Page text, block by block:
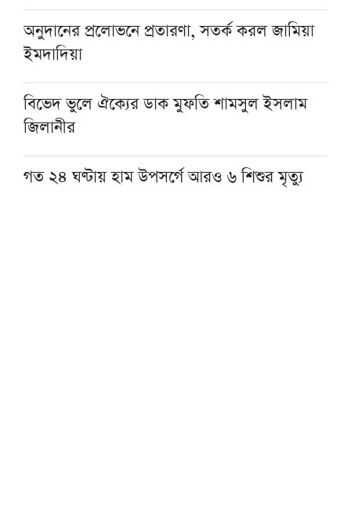
অনুদানের প্রলোভনে প্রতারণা, সতর্ক করল জামিয়া
ইমদাদিয়া
বিভেদ ভুলে ঐক্যের ডাক মুফতি শামসুল ইসলাম
জিলানীর
গত ২৪ ঘণ্টায় হাম উপসর্গে আরও ৬ শিশুর মৃত্যু